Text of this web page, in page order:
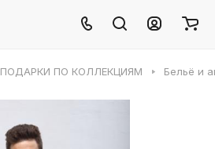
ПОДАРКИ ПО КОЛЛЕКЦИЯМ Бельё и